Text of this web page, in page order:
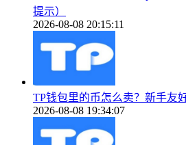
提示）
2026-08-08 20:15:11
TP钱包里的币怎么卖？新手友
2026-08-08 19:34:07